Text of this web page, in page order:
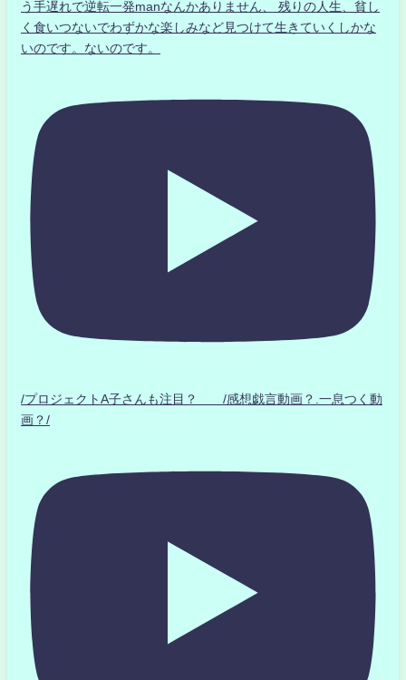
う手遅れで逆転一発manなんかありません、 残りの人生、貧し
く食いつないでわずかな楽しみなど見つけて生きていくしかな
いのです。ないのです。
/プロジェクトA子さんも注目？ /感想戯言動画？.一息つく動
画？/